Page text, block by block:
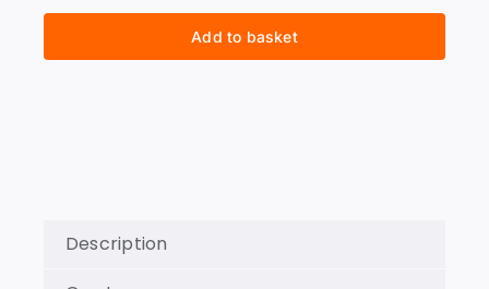
U
PSIHOLOGIJI
Add to basket
Description